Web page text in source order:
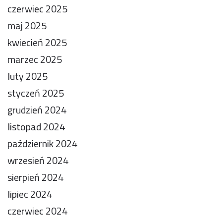
czerwiec 2025
maj 2025
kwiecień 2025
marzec 2025
luty 2025
styczeń 2025
grudzień 2024
listopad 2024
październik 2024
wrzesień 2024
sierpień 2024
lipiec 2024
czerwiec 2024